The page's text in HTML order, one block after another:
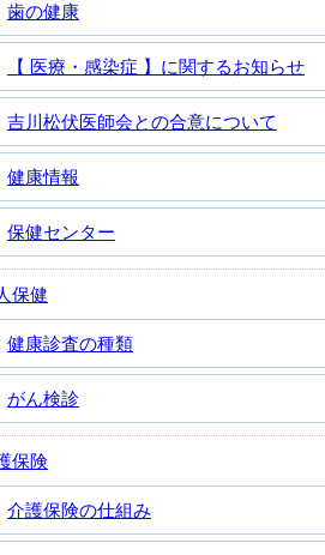
歯の健康
【 医療・感染症 】に関するお知らせ
吉川松伏医師会との合意について
健康情報
保健センター
保健
健康診査の種類
がん検診
保険
介護保険の仕組み